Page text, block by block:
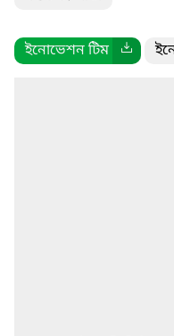
ইনোভেশন টিম